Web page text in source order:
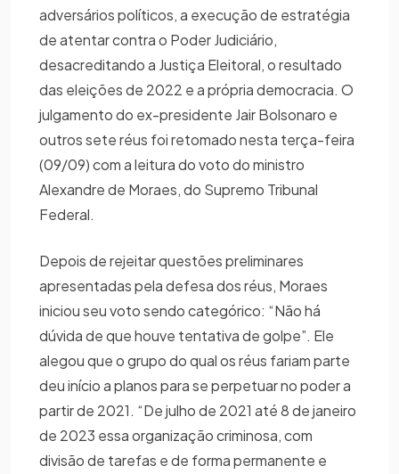
adversários políticos, a execução de estratégia
de atentar contra o Poder Judiciário,
desacreditando a Justiça Eleitoral, o resultado
das eleições de 2022 e a própria democracia. O
julgamento do ex-presidente Jair Bolsonaro e
outros sete réus foi retomado nesta terça-feira
(09/09) com a leitura do voto do ministro
Alexandre de Moraes, do Supremo Tribunal
Federal.
Depois de rejeitar questões preliminares
apresentadas pela defesa dos réus, Moraes
iniciou seu voto sendo categórico: “Não há
dúvida de que houve tentativa de golpe”. Ele
alegou que o grupo do qual os réus fariam parte
deu início a planos para se perpetuar no poder a
partir de 2021. “De julho de 2021 até 8 de janeiro
de 2023 essa organização criminosa, com
divisão de tarefas e de forma permanente e